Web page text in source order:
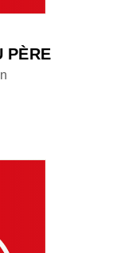
PÈRE